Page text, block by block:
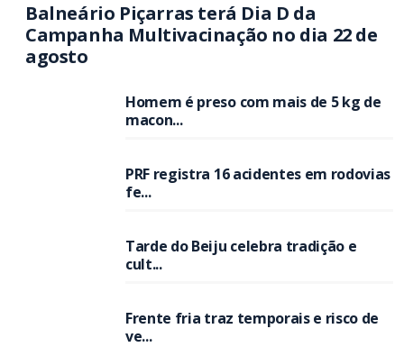
Balneário Piçarras terá Dia D da
Campanha Multivacinação no dia 22 de
agosto
Homem é preso com mais de 5 kg de
macon...
PRF registra 16 acidentes em rodovias
fe...
Tarde do Beiju celebra tradição e
cult...
Frente fria traz temporais e risco de
ve...